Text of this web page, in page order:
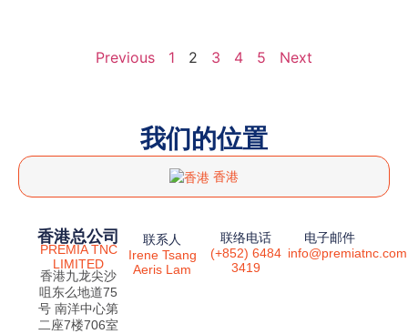
Previous 1 2 3 4 5 Next
我们的位置
香港
香港总公司
PREMIA TNC
LIMITED
香港九龙尖沙
咀东么地道75
号 南洋中心第
二座7楼706室
联系人
Irene Tsang
Aeris Lam
联络电话
(+852) 6484
3419
电子邮件
info@premiatnc.com